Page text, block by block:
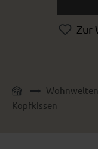
Zur
Wohnwelten
Kopfkissen